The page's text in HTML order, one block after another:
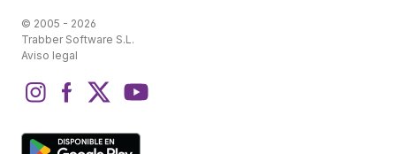
© 2005 - 2026
Trabber Software S.L.
Aviso legal